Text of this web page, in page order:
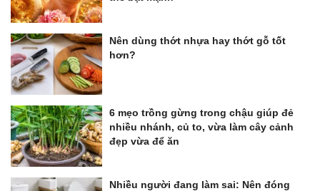
Nên dùng thớt nhựa hay thớt gỗ tốt
hơn?
6 mẹo trồng gừng trong chậu giúp đẻ
nhiều nhánh, củ to, vừa làm cây cảnh
đẹp vừa để ăn
Nhiều người đang làm sai: Nên đóng